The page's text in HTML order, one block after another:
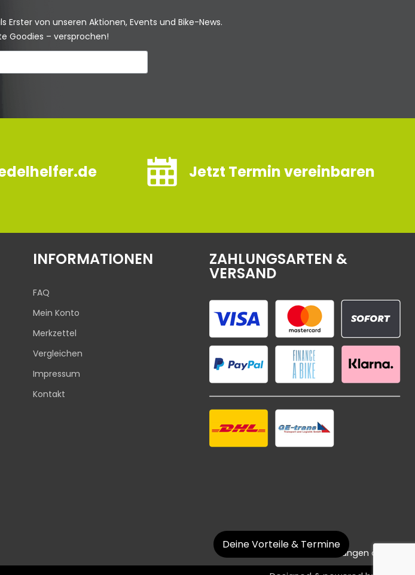
Deine Vorteile & Termine
Erster von unseren Aktionen, Events und Bike-News.
Goodies – versprochen!
Jetzt Termin vereinbaren
INFORMATIONEN
FAQ
Mein Konto
Merkzettel
Vergleichen
Impressum
Kontakt
ZAHLUNGSARTEN &
VERSAND
Datenschutzeinstellungen ändern